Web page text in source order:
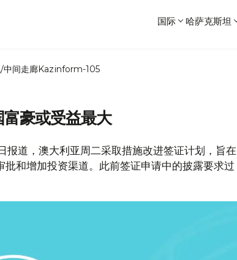
国际 哈萨克斯坦
中间走廊Kazinform-105
豪或受益最大
报道，澳大利亚周二采取措施改进签证计划，旨在
和增加投资渠道。此前签证申请中的披露要求过